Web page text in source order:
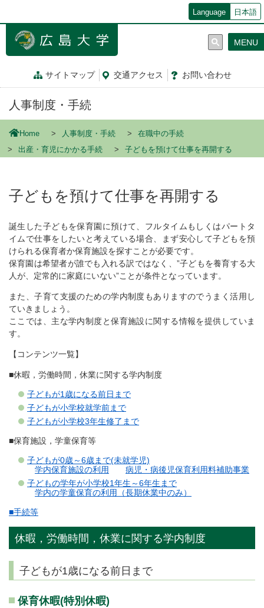
ン
Language 日本語
サイトマップ 交通アクセス お問い合わせ
MENU
人事制度・手続
Home 人事制度・手続
在職中の手続
出産・育児にかかる手続
子どもを預けて仕事を再開する
子どもを預けて仕事を再開する
誕生した子どもを保育園に預けて、フルタイムもしくはパートタ
イムで仕事をしたいと考えている場合、まず安心して子どもを預
けられる保育者か保育施設を探すことが必要です。
保育園は希望者が誰でも入れる訳ではなく、”子どもを養育する大
人が、定常的に家庭にいない”ことが条件となっています。
また、子育て支援のための学内制度もありますのでうまく活用し
ていきましょう。
ここでは、主な学内制度と保育施設に関する情報を提供していま
す。
【コンテンツ一覧】
■休暇，労働時間，休業に関する学内制度
子どもが1歳になる前日まで
子どもが小学校就学前まで
子どもが小学校3年生修了まで
■保育施設，学童保育等
子どもが0歳～6歳まで(未就学児)
学内保育施設の利用
病児・病後児保育利用料補助事業
子どもの学年が小学校1年生～6年生まで
学内の学童保育の利用（長期休業中のみ）
■手続等
休暇，労働時間，休業に関する学内制度
子どもが1歳になる前日まで
保育休暇(特別休暇)